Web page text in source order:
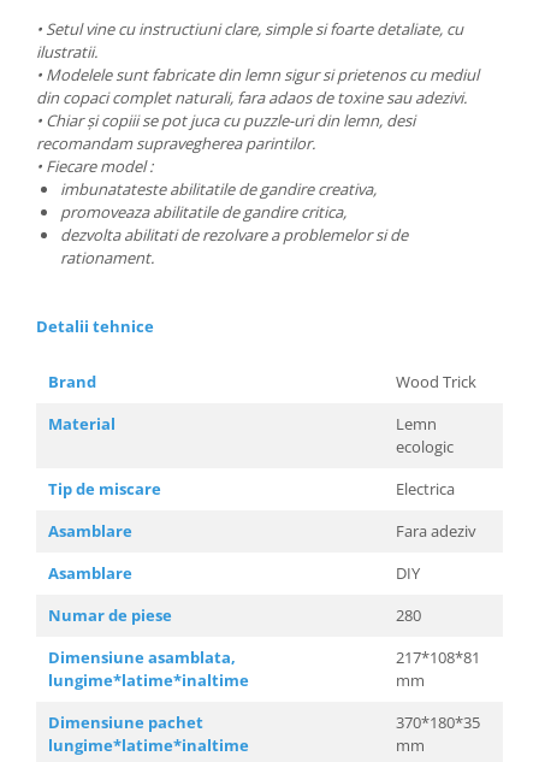
• Setul vine cu instructiuni clare, simple si foarte detaliate, cu
ilustratii.
• Modelele sunt fabricate din lemn sigur si prietenos cu mediul
din copaci complet naturali, fara adaos de toxine sau adezivi.
• Chiar și copiii se pot juca cu puzzle-uri din lemn, desi
recomandam supravegherea parintilor.
• Fiecare model :
imbunatateste abilitatile de gandire creativa,
promoveaza abilitatile de gandire critica,
dezvolta abilitati de rezolvare a problemelor si de
rationament.
Detalii tehnice
Brand
Wood Trick
Material
Lemn
ecologic
Tip de miscare
Electrica
Asamblare
Fara adeziv
Asamblare
DIY
Numar de piese
280
Dimensiune asamblata,
lungime*latime*inaltime
217*108*81
mm
Dimensiune pachet
lungime*latime*inaltime
370*180*35
mm